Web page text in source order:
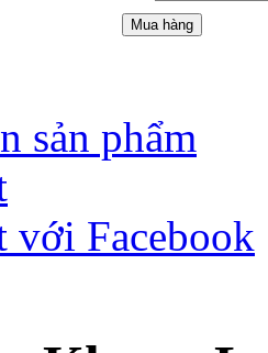
sản phẩm
với Facebook